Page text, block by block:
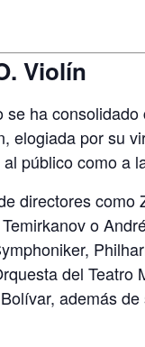
Violín
ha
elogiada por su
público como a
directores
o
del
además